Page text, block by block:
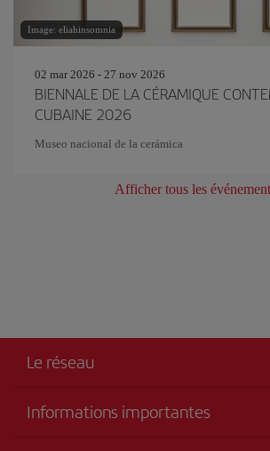
Image: eliahinsomnia
02 mar 2026 - 27 nov 2026
BIENNALE DE LA CÉRAMIQUE
CUBAINE 2026
Museo nacional de la cerámica
Afficher tous les
Le réseau
Informations importantes